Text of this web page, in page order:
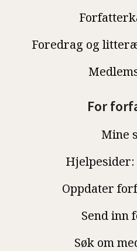
Foredrag og
For
Mine
Oppdater
Send inn
Søk om